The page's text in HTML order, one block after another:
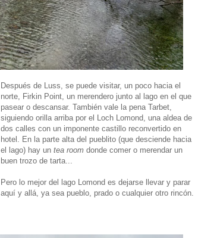
Después de Luss, se puede visitar, un poco hacia el
norte, Firkin Point, un merendero junto al lago en el que
pasear o descansar. También vale la pena Tarbet,
siguiendo orilla arriba por el Loch Lomond, una aldea de
dos calles con un imponente castillo reconvertido en
hotel. En la parte alta del pueblito (que desciende hacia
el lago) hay un tea room donde comer o merendar un
buen trozo de tarta...
Pero lo mejor del lago Lomond es dejarse llevar y parar
aquí y allá, ya sea pueblo, prado o cualquier otro rincón.